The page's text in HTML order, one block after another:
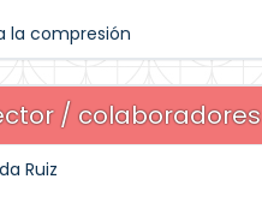
la compresión
/ colaboradores
Ruiz